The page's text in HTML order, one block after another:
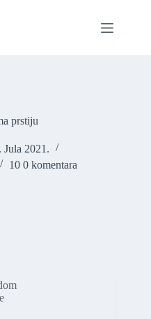
prstiju
Jula 2021.
10 0 komentara